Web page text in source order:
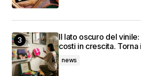
Il lato oscuro del
costi in crescita. Torna
news